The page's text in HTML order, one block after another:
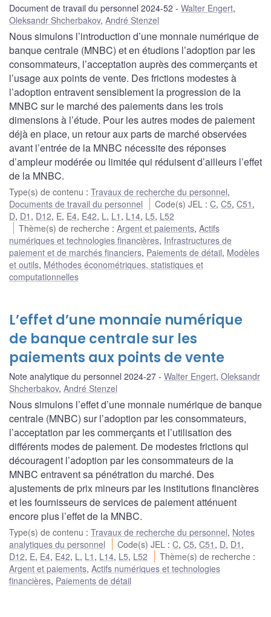
Document de travail du personnel 2024-52 Walter Engert,
Oleksandr Shcherbakov, André Stenzel
Nous simulons l’introduction d’une monnaie numérique de
banque centrale (MNBC) et en étudions l’adoption par les
consommateurs, l’acceptation auprès des commerçants et
l’usage aux points de vente. Des frictions modestes à
l’adoption entravent sensiblement la progression de la
MNBC sur le marché des paiements dans les trois
dimensions à l’étude. Pour les autres modes de paiement
déjà en place, un retour aux parts de marché observées
avant l’entrée de la MNBC nécessite des réponses
d’ampleur modérée ou limitée qui réduisent d’ailleurs l’effet
de la MNBC.
Type(s) de contenu : Travaux de recherche du personnel,
Documents de travail du personnel
Code(s) JEL :C,C5,C51 ,
D, D1 , D12, E, E4, E42, L, L1 , L14, L5, L52
Thème(s) de recherche :Argent et paiements,Actifs
numériques et technologies financières, Infrastructures de
paiement et de marchés financiers, Paiements de détail, Modèles
et outils, Méthodes économétriques, statistiques et
computationnelles
L’effet d’une monnaie numérique
de banque centrale sur les
paiements aux points de vente
Note analytique du personnel 2024-27 Walter Engert, Oleksandr
Shcherbakov, André Stenzel
Nous simulons l’effet d’une monnaie numérique de banque
centrale (MNBC) sur l’adoption par les consommateurs,
l’acceptation par les commerçants et l’utilisation des
différents modes de paiement. De modestes frictions qui
découragent l’adoption par les consommateurs de la
MNBC entravent sa pénétration du marché. Des
ajustements de prix mineurs par les institutions financières
et les fournisseurs de services de paiement atténuent
encore plus l’effet de la MNBC.
Type(s) de contenu : Travaux de recherche du personnel, Notes
analytiques du personnel
Code(s) JEL :C,C5,C51 , D, D1 ,
D12, E, E4, E42, L, L1 , L14, L5, L52 Thème(s) de recherche :
Argent et paiements, Actifs numériques et technologies
financières, Paiements de détail